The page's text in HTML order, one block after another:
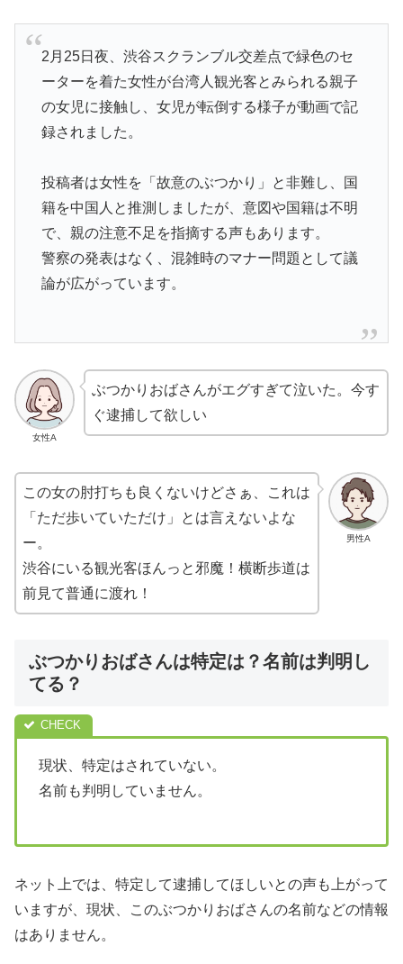
2月25日夜、渋谷スクランブル交差点で緑色のセ
ーターを着た女性が台湾人観光客とみられる親子
の女児に接触し、女児が転倒する様子が動画で記
録されました。
投稿者は女性を「故意のぶつかり」と非難し、国
籍を中国人と推測しましたが、意図や国籍は不明
で、親の注意不足を指摘する声もあります。
警察の発表はなく、混雑時のマナー問題として議
論が広がっています。
女性A
ぶつかりおばさんがエグすぎて泣いた。今す
ぐ逮捕して欲しい
男性A
この女の肘打ちも良くないけどさぁ、これは
「ただ歩いていただけ」とは言えないよな
ー。
渋谷にいる観光客ほんっと邪魔！横断歩道は
前見て普通に渡れ！
ぶつかりおばさんは特定は？名前は判明し
てる？
現状、特定はされていない。
名前も判明していません。
ネット上では、特定して逮捕してほしいとの声も上がって
いますが、現状、このぶつかりおばさんの名前などの情報
はありません。